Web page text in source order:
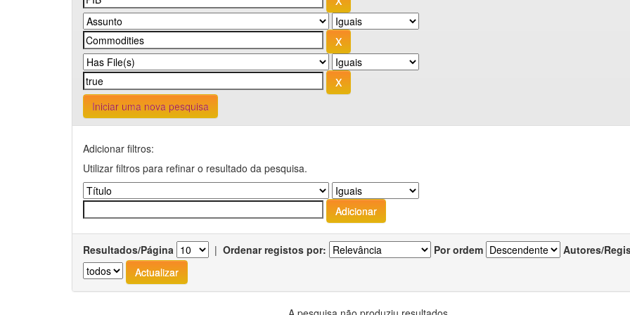
Iniciar uma nova pesquisa
Adicionar filtros:
Utilizar filtros para refinar o resultado da pesquisa.
Resultados/Página | Ordenar registos por: Por ordem Autores/